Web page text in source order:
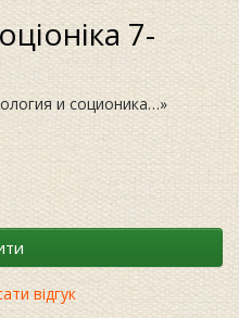
7-
и соционика…»
відгук